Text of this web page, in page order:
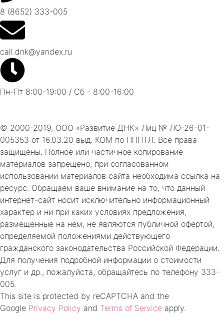
8 (8652) 333-005
call.dnk@yandex.ru
Пн-Пт 8:00-19:00 / Сб - 8:00-16:00
© 2000-2019, ООО «Развитие ДНК» Лиц № ЛО-26-01-
005353 от 16.03.20 выд. КОМ по ПППТЛ. Все права
защищены. Полное или частичное копирование
материалов запрещено, при согласованном
использовании материалов сайта необходима ссылка на
ресурс. Обращаем ваше внимание на то, что данный
интернет-сайт носит исключительно информационный
характер и ни при каких условиях предложения,
размещенные на нем, не являются публичной офертой,
определяемой положениями действующего
гражданского законодательства Российской Федерации.
Для получения подробной информации о стоимости
услуг и др., пожалуйста, обращайтесь по телефону 333-
005.
This site is protected by reCAPTCHA and the
Google Privacy Policy and Terms of Service apply.